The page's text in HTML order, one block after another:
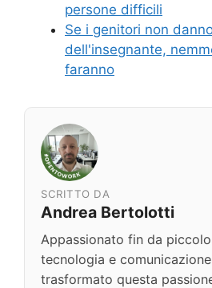
persone difficili
Se i genitori non
dell'insegnante,
faranno
SCRITTO DA
Andrea Bertolotti
Appassionato fin da
tecnologia e
trasformato questa